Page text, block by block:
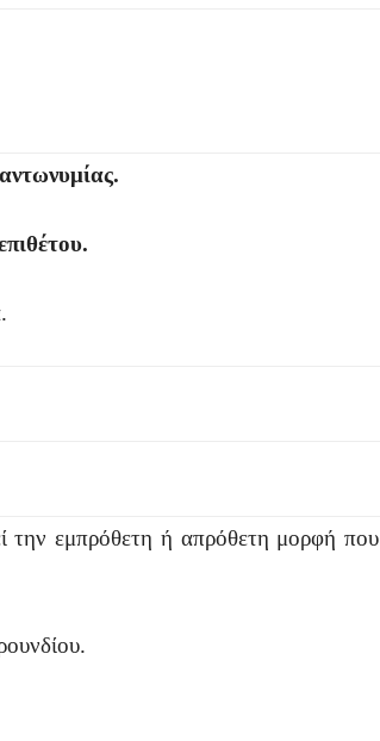
.
την εμπρόθετη ή απρόθετη μορφή που